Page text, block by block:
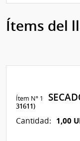
Ítems del
Ítem Nº 1
31611)
Cantidad: 1,00